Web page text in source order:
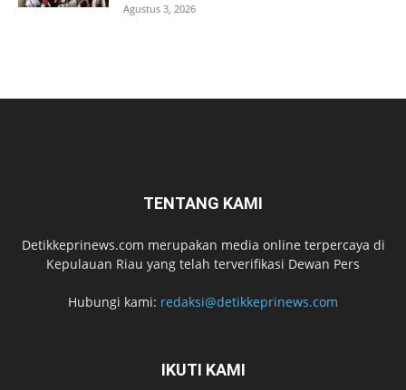
Agustus 3, 2026
TENTANG KAMI
Detikkeprinews.com merupakan media online terpercaya di
Kepulauan Riau yang telah terverifikasi Dewan Pers
Hubungi kami: redaksi@detikkeprinews.com
IKUTI KAMI